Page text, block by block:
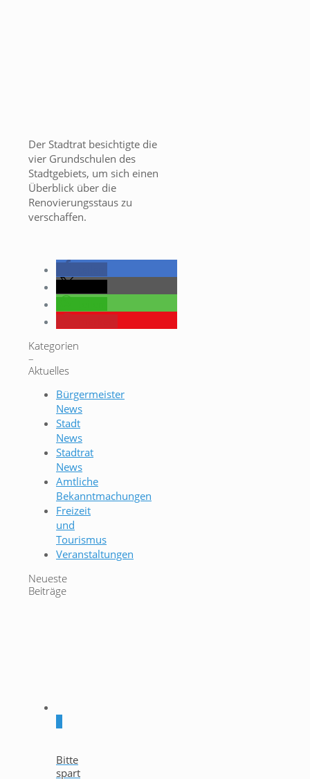
Der Stadtrat besichtigte die
vier Grundschulen des
Stadtgebiets, um sich einen
Überblick über die
Renovierungsstaus zu
verschaffen.
Kategorien
–
Aktuelles
Bürgermeister
News
Stadt
News
Stadtrat
News
Amtliche
Bekanntmachungen
Freizeit
und
Tourismus
Veranstaltungen
Neueste
Beiträge
Bitte
spart